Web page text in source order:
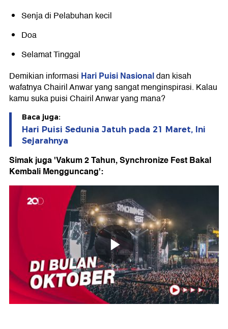
Senja di Pelabuhan kecil
Doa
Selamat Tinggal
Demikian informasi Hari Puisi Nasionaldan kisah
wafatnya Chairil Anwar yang sangat menginspirasi. Kalau
kamu suka puisi Chairil Anwar yang mana?
Baca juga:
Hari Puisi Sedunia Jatuh pada 21 Maret, Ini
Sejarahnya
Simak juga 'Vakum 2 Tahun, Synchronize Fest Bakal
Kembali Mengguncang':